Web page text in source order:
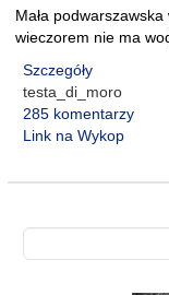
Mała
wieczorem nie ma
Szczegóły
testa_di_moro
285 komentarzy
Link na Wykop